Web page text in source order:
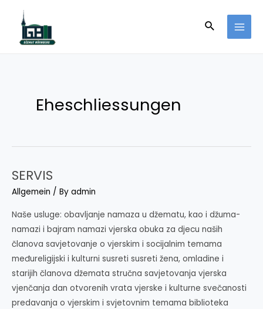
content
Search
Eheschliessungen
SERVIS
Allgemein / By admin
Naše usluge: obavljanje namaza u džematu, kao i džuma-
namazi i bajram namazi vjerska obuka za djecu naših
članova savjetovanje o vjerskim i socijalnim temama
međureligijski i kulturni susreti susreti žena, omladine i
starijih članova džemata stručna savjetovanja vjerska
vjenčanja dan otvorenih vrata vjerske i kulturne svečanosti
predavanja o vjerskim i svjetovnim temama biblioteka